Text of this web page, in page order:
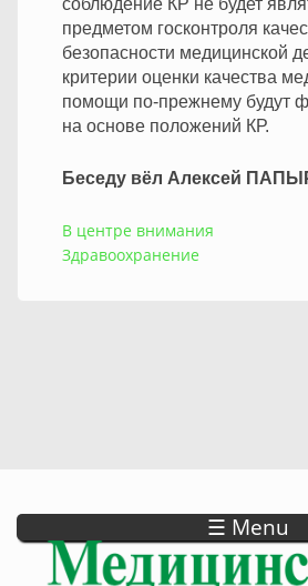
соблюдение КР не будет
предметом госконтроля
безопасности медицинской
критерии оценки качества
помощи по-прежнему будут
на основе положений КР.
Беседу вёл Алексей
В центре внимания
Здравоохранение
☰ Menu